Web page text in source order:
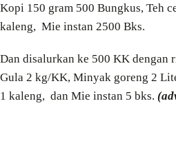
Kopi 150 gram 500 Bungkus, Teh
kaleng, Mie instan 2500 Bks.
Dan disalurkan ke 500 KK dengan
Gula 2 kg/KK, Minyak goreng 2
1 kaleng, dan Mie instan 5 bks.